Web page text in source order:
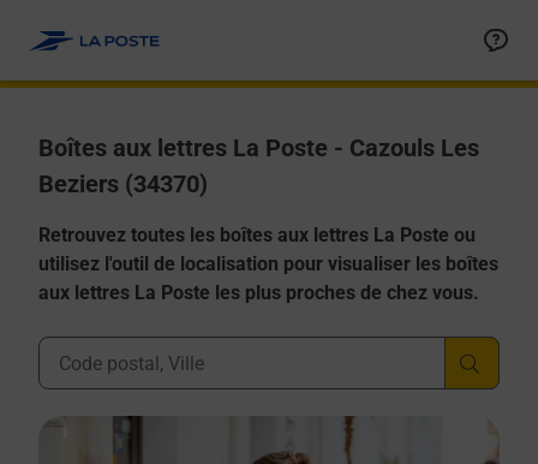
Boîtes aux lettres La Poste - Cazouls Les
Beziers (34370)
Retrouvez toutes les boîtes aux lettres La Poste ou
utilisez l'outil de localisation pour visualiser les boîtes
aux lettres La Poste les plus proches de chez vous.
Ville, Département, Code Postal